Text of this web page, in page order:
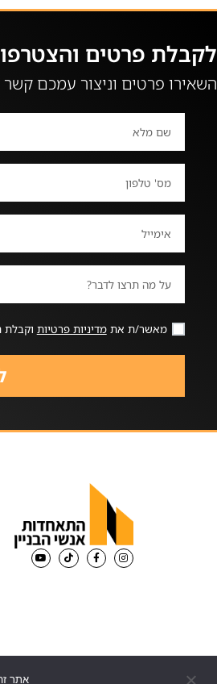
לקבלת פרטים
השאירו פרטים וניצור עמכם
מאשר/ת אתמדיניות פרטיות וקבלת
אתר